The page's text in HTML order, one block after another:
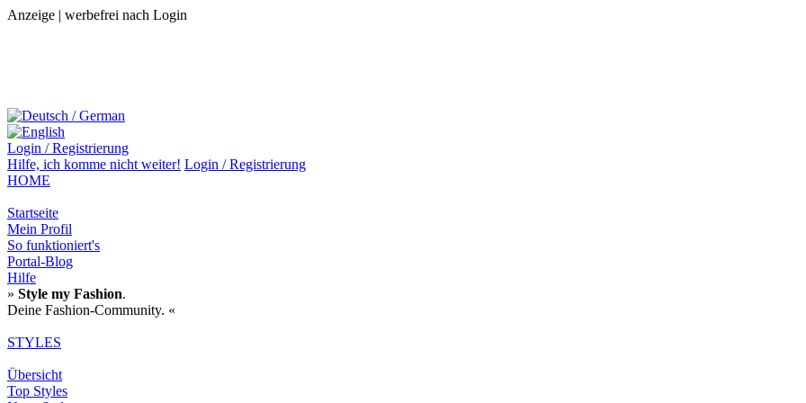
Anzeige | werbefrei nach Login
Login / Registrierung
Hilfe, ich komme nicht weiter! Login / Registrierung
HOME
Startseite
Mein Profil
So funktioniert's
Portal-Blog
Hilfe
» Style my Fashion.
Deine Fashion-Community. «
STYLES
Übersicht
Top Styles